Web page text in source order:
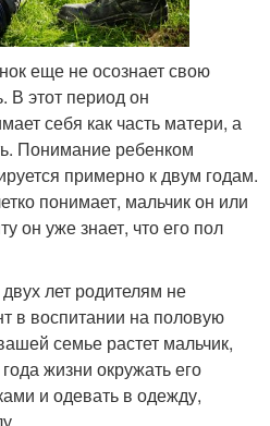
еще не осознает свою
В этот период он
себя как часть матери, а
Понимание ребенком
примерно к двум годам.
понимает, мальчик он или
он уже знает, что его пол
лет родителям не
в воспитании на половую
семье растет мальчик,
жизни окружать его
и одевать в одежду,